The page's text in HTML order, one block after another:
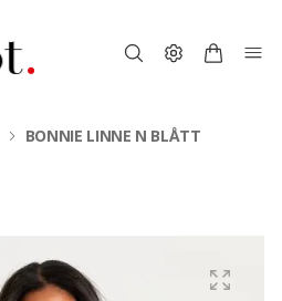
BONNIE LINNE N BLÅTT